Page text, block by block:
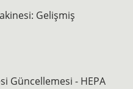
Gelişmiş
Güncellemesi - HEPA